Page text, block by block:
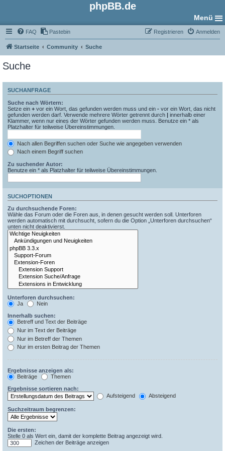
phpBB.de
Menü
FAQ Pastebin Anmelden
Registrieren
Startseite Community Suche
Suche
SUCHANFRAGE
Suche nach Wörtern:
Setze ein + vor ein Wort, das gefunden werden muss und ein - vor ein Wort, das nicht
gefunden werden darf. Verwende mehrere Wörter getrennt durch | innerhalb einer
Klammer, wenn nur eines der Wörter gefunden werden muss. Benutze ein * als
Platzhalter für teilweise Übereinstimmungen.
Nach allen Begriffen suchen oder Suche wie angegeben verwenden
Nach einem Begriff suchen
Zu suchender Autor:
Benutze ein * als Platzhalter für teilweise Übereinstimmungen.
SUCHOPTIONEN
Zu durchsuchende Foren:
Wähle das Forum oder die Foren aus, in denen gesucht werden soll. Unterforen
werden automatisch mit durchsucht, sofern du die Option „Unterforen durchsuchen“
unten nicht deaktivierst.
Unterforen durchsuchen:
Ja
Nein
Innerhalb suchen:
Betreff und Text der Beiträge
Nur im Text der Beiträge
Nur im Betreff der Themen
Nur im ersten Beitrag der Themen
Ergebnisse anzeigen als:
Beiträge
Themen
Ergebnisse sortieren nach:
Aufsteigend
Absteigend
Suchzeitraum begrenzen:
Die ersten:
Stelle 0 als Wert ein, damit der komplette Beitrag angezeigt wird.
Zeichen der Beiträge anzeigen